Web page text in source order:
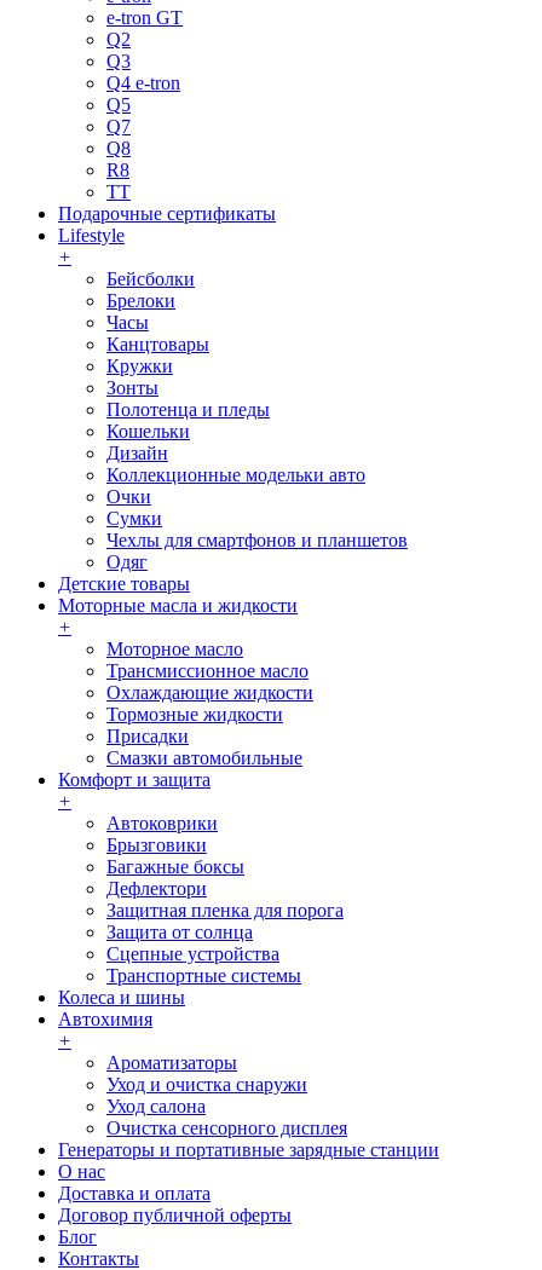
e-tron GT
Q2
Q3
Q4 e-tron
Q5
Q7
Q8
R8
TT
Подарочные сертификаты
Lifestyle
+
Бейсболки
Брелоки
Часы
Канцтовары
Кружки
Зонты
Полотенца и пледы
Кошельки
Дизайн
Коллекционные модельки авто
Очки
Сумки
Чехлы для смартфонов и планшетов
Одяг
Детские товары
Моторные масла и жидкости
+
Моторное масло
Трансмиссионное масло
Охлаждающие жидкости
Тормозные жидкости
Присадки
Смазки автомобильные
Комфорт и защита
+
Автоковрики
Брызговики
Багажные боксы
Дефлектори
Защитная пленка для порога
Защита от солнца
Сцепные устройства
Транспортные системы
Колеса и шины
Автохимия
+
Ароматизаторы
Уход и очистка снаружи
Уход салона
Очистка сенсорного дисплея
Генераторы и портативные зарядные станции
О нас
Доставка и оплата
Договор публичной оферты
Блог
Контакты